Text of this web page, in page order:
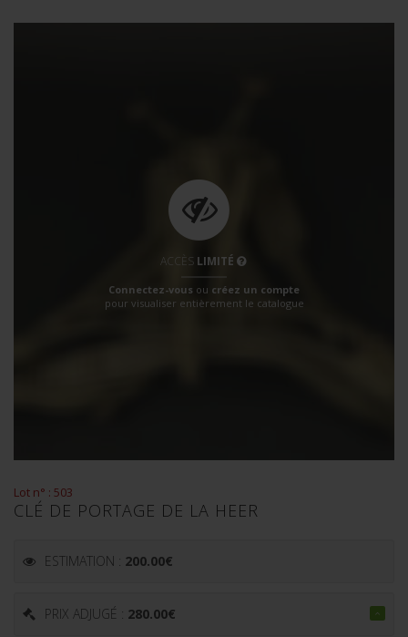
ACCÈS LIMITÉ
Connectez-vous ou créez un compte
pour visualiser entièrement le catalogue
Lot n° : 503
CLÉ DE PORTAGE DE LA HEER
ESTIMATION : 200.00€
PRIX ADJUGÉ : 280.00€